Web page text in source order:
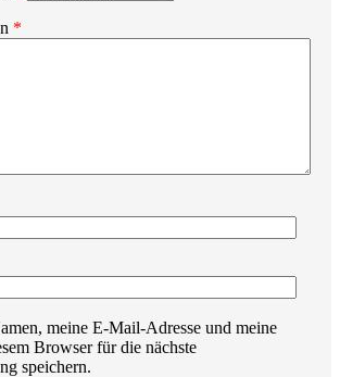
*
meine E-Mail-Adresse und meine
Browser für die nächste
speichern.